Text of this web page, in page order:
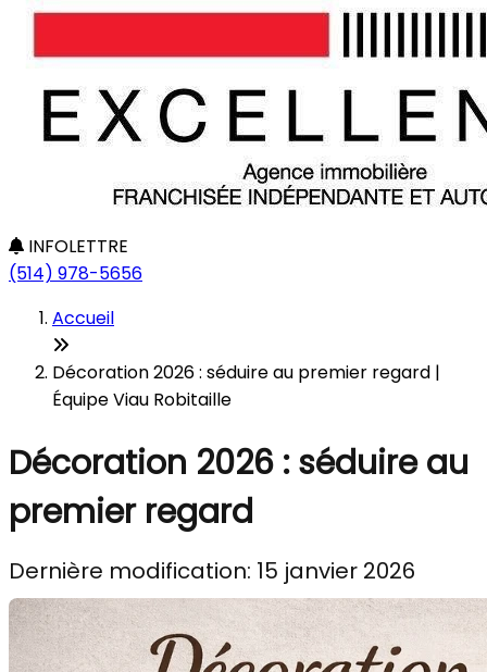
INFOLETTRE
(514) 978-5656
Accueil
Décoration 2026 : séduire au premier regard |
Équipe Viau Robitaille
Décoration 2026 : séduire au
premier regard
Dernière modification: 15 janvier 2026